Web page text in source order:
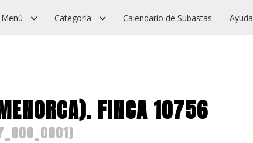
Menú Categoría Calendario de Subastas Ayuda
FINCA 10756
)